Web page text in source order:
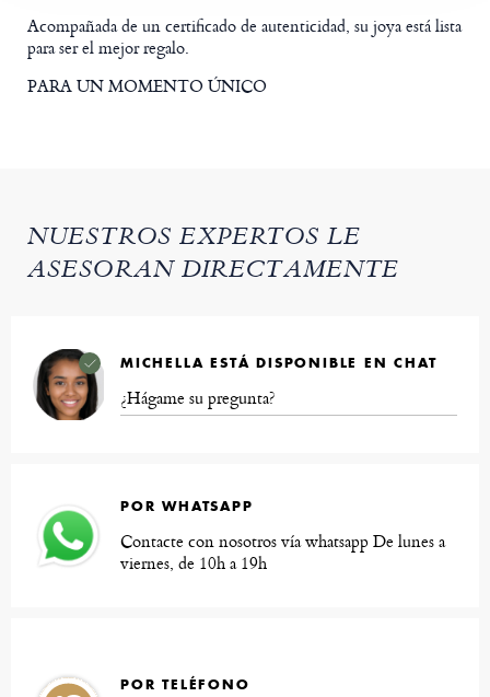
Acompañada de un certificado de autenticidad, su joya está lista
para ser el mejor regalo.
PARA UN MOMENTO ÚNICO
NUESTROS EXPERTOS LE
ASESORAN DIRECTAMENTE
MICHELLA ESTÁ DISPONIBLE EN CHAT
¿Hágame su pregunta?
POR WHATSAPP
Contacte con nosotros vía whatsapp De lunes a
viernes, de 10h a 19h
POR TELÉFONO